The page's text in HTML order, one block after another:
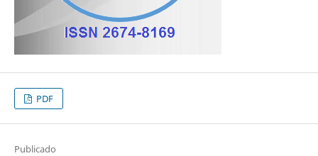
PDF
Publicado